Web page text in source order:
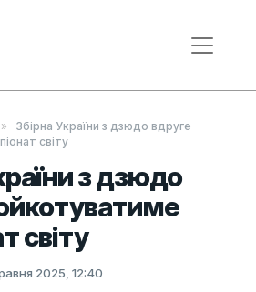
»
Збірна України з дзюдо вдруге
світу
з дзюдо
світу
2025, 12:40